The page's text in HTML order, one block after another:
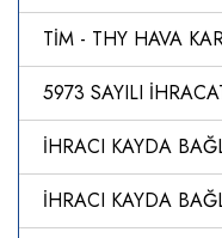
TİM - THY HAVA